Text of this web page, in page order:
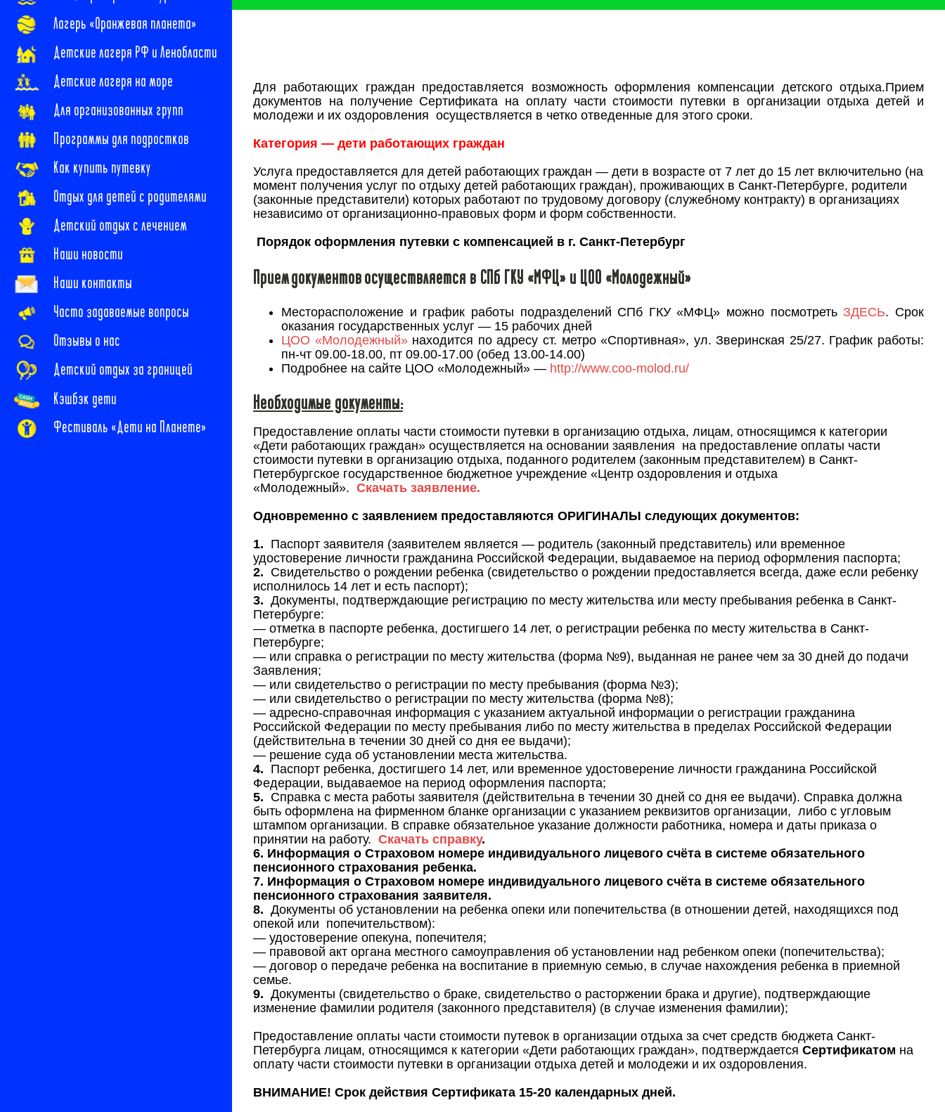
Лагерь «Оранжевая планета»
Детские лагеря РФ и Ленобласти
Детские лагеря на море
Для организованных групп
Программы для подростков
Как купить путевку
Отдых для детей с родителями
Детский отдых с лечением
Наши новости
Наши контакты
Часто задаваемые вопросы
Отзывы о нас
Детский отдых за границей
Кэшбэк дети
Фестиваль «Дети на Планете»
Для работающих граждан предоставляется возможность оформления компенсации детского отдыха.Прием
документов на получение Сертификата на оплату части стоимости путевки в организации отдыха детей и
молодежи и их оздоровления осуществляется в четко отведенные для этого сроки.
Категория — дети работающих граждан
Услуга предоставляется для детей работающих граждан — дети в возрасте от 7 лет до 15 лет включительно (на
момент получения услуг по отдыху детей работающих граждан), проживающих в Санкт-Петербурге, родители
(законные представители) которых работают по трудовому договору (служебному контракту) в организациях
независимо от организационно-правовых форм и форм собственности.
Порядок оформления путевки с компенсацией в г. Санкт-Петербург
Прием документов осуществляется в СПб ГКУ «МФЦ» и ЦОО «Молодежный»
Месторасположение и график работы подразделений СПб ГКУ «МФЦ» можно посмотретьЗДЕСЬ. Срок
оказания государственных услуг — 15 рабочих дней
ЦОО «Молодежный» находится по адресу ст. метро «Спортивная», ул. Зверинская 25/27. График работы:
пн-чт 09.00-18.00, пт 09.00-17.00 (обед 13.00-14.00)
Подробнее на сайте ЦОО «Молодежный» — http://www.coo-molod.ru/
Необходимые документы:
Предоставление оплаты части стоимости путевки в организацию отдыха, лицам, относящимся к категории
«Дети работающих граждан» осуществляется на основании заявления на предоставление оплаты части
стоимости путевки в организацию отдыха, поданного родителем (законным представителем) в Санкт-
Петербургское государственное бюджетное учреждение «Центр оздоровления и отдыха
«Молодежный». Скачать заявление.
Одновременно с заявлением предоставляются ОРИГИНАЛЫ следующих документов:
1. Паспорт заявителя (заявителем является — родитель (законный представитель) или временное
удостоверение личности гражданина Российской Федерации, выдаваемое на период оформления паспорта;
2. Свидетельство о рождении ребенка (свидетельство о рождении предоставляется всегда, даже если ребенку
исполнилось 14 лет и есть паспорт);
3. Документы, подтверждающие регистрацию по месту жительства или месту пребывания ребенка в Санкт-
Петербурге:
— отметка в паспорте ребенка, достигшего 14 лет, о регистрации ребенка по месту жительства в Санкт-
Петербурге;
— или справка о регистрации по месту жительства (форма №9), выданная не ранее чем за 30 дней до подачи
Заявления;
— или свидетельство о регистрации по месту пребывания (форма №3);
— или свидетельство о регистрации по месту жительства (форма №8);
— адресно-справочная информация с указанием актуальной информации о регистрации гражданина
Российской Федерации по месту пребывания либо по месту жительства в пределах Российской Федерации
(действительна в течении 30 дней со дня ее выдачи);
— решение суда об установлении места жительства.
4. Паспорт ребенка, достигшего 14 лет, или временное удостоверение личности гражданина Российской
Федерации, выдаваемое на период оформления паспорта;
5. Справка с места работы заявителя (действительна в течении 30 дней со дня ее выдачи). Справка должна
быть оформлена на фирменном бланке организации с указанием реквизитов организации, либо с угловым
штампом организации. В справке обязательное указание должности работника, номера и даты приказа о
принятии на работу. Скачать справку.
6. Информация о Страховом номере индивидуального лицевого счёта в системе обязательного
пенсионного страхования ребенка.
7. Информация о Страховом номере индивидуального лицевого счёта в системе обязательного
пенсионного страхования заявителя.
8. Документы об установлении на ребенка опеки или попечительства (в отношении детей, находящихся под
опекой или попечительством):
— удостоверение опекуна, попечителя;
— правовой акт органа местного самоуправления об установлении над ребенком опеки (попечительства);
— договор о передаче ребенка на воспитание в приемную семью, в случае нахождения ребенка в приемной
семье.
9. Документы (свидетельство о браке, свидетельство о расторжении брака и другие), подтверждающие
изменение фамилии родителя (законного представителя) (в случае изменения фамилии);
Предоставление оплаты части стоимости путевок в организации отдыха за счет средств бюджета Санкт-
Петербурга лицам, относящимся к категории «Дети работающих граждан», подтверждается Сертификатом на
оплату части стоимости путевки в организации отдыха детей и молодежи и их оздоровления.
ВНИМАНИЕ! Срок действия Сертификата 15-20 календарных дней.